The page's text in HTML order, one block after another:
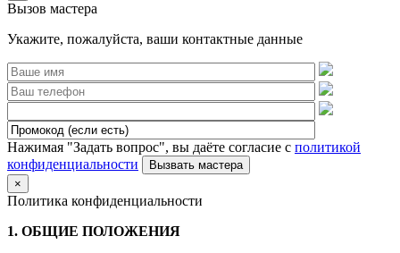
Вызов мастера
Укажите, пожалуйста, ваши контактные данные
Нажимая "Задать вопрос", вы даёте согласие с политикой
конфиденциальности
×
Политика конфиденциальности
1. ОБЩИЕ ПОЛОЖЕНИЯ